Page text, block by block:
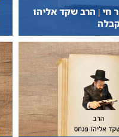
הזוהר 2 | שידור חי | הרב שקד אליהו